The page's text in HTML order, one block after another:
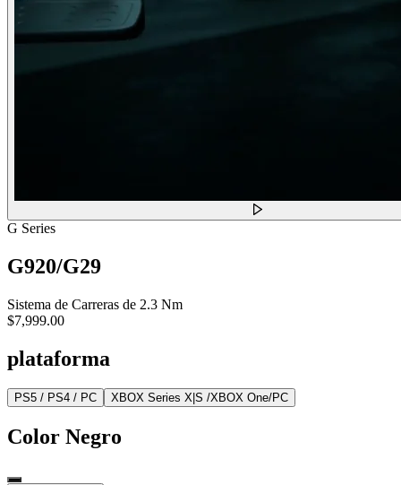
G Series
G920/G29
Sistema de Carreras de 2.3 Nm
$7,999.00
plataforma
PS5 / PS4 / PC XBOX Series X|S /XBOX One/PC
Color Negro